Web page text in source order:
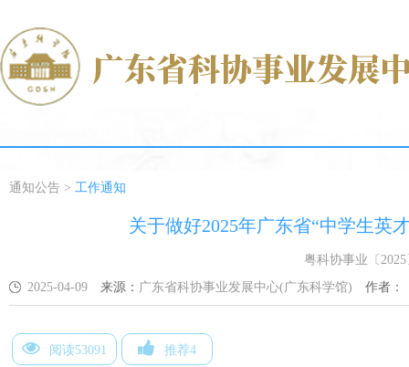
通知公告 > 工作通知
关于做好2025年广东省“中学生英
粤科协事业〔2025
2025-04-09
来源： 广东省科协事业发展中心(广东科学馆) 作者：
阅读53091 推荐4